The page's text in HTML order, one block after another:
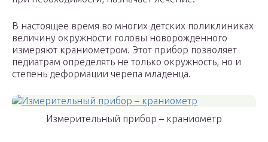
В настоящее время во многих детских поликлиниках
величину окружности головы новорожденного
измеряют краниометром. Этот прибор позволяет
педиатрам определять не только окружность, но и
степень деформации черепа младенца.
Измерительный прибор – краниометр